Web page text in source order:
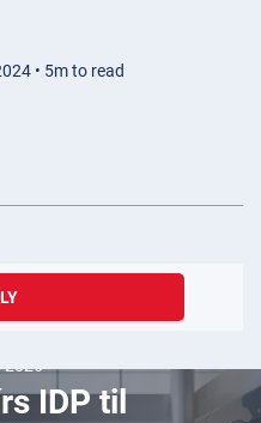
• 5m to read
2026
IDP til